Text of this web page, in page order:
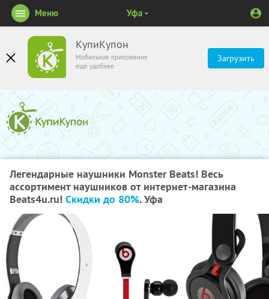
КупиКупон
Мобильное приложение
ещё удобнее
Загрузить
Меню Уфа
Легендарные наушники Monster Beats! Весь
ассортимент наушников от интернет-магазина
Beats4u.ru! Скидки до 80%. Уфа